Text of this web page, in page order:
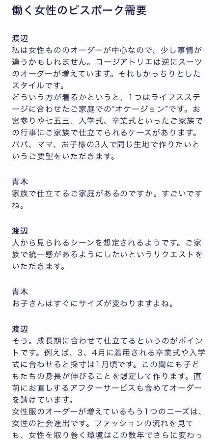
働く女性のビスポーク需要
渡辺
私は女性もののオーダーが中心なので、少し事情が
違うかもしれません。コージアトリエは逆にスーツ
のオーダーが増えています。それもかっちりとした
スタイルです。
どういう方が着るかというと、1つはライフスステ
ージに合わせたご家庭での“オケージョン”です。お
宮参りや七五三、入学式、卒業式といったご家族で
の行事にご家族で仕立てられるケースがあります。
パパ、ママ、お子様の3人で同じ生地で作りたいと
いうご要望をいただきます。
青木
家族で仕立てるご家庭があるのですか。すごいです
ね。
渡辺
人から見られるシーンを想定されるようです。ご家
族で統一感があるようにしたいというリクエストを
いただきます。
青木
お子さんはすぐにサイズが変わりますよね。
渡辺
そう。成長期に合わせて仕立てるというのがポイン
トです。例えば、3、4月に着用される卒業式や入学
式に合わせると採寸は1月頃です。この間にも子ど
もたちの身長が伸びることを想定して作ります。直
前にお直しするアフターサービスも含めてオーダー
を請けています。
女性服のオーダーが増えているもう1つのニーズは、
女性の社会進出です。ファッションの流れを見て
も、女性を取り巻く環境はこの数年でさらに変わっ